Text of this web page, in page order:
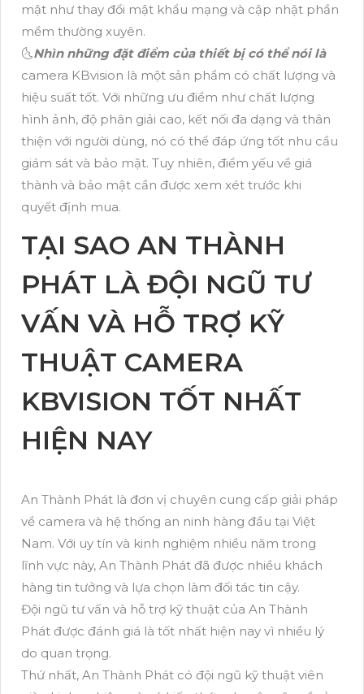
mật như thay đổi mật khẩu mạng và cập nhật phần
mềm thường xuyên.
🌜Nhìn những đặt điểm của thiết bị có thể nói là
camera KBvision là một sản phẩm có chất lượng và
hiệu suất tốt. Với những ưu điểm như chất lượng
hình ảnh, độ phân giải cao, kết nối đa dạng và thân
thiện với người dùng, nó có thể đáp ứng tốt nhu cầu
giám sát và bảo mật. Tuy nhiên, điểm yếu về giá
thành và bảo mật cần được xem xét trước khi
quyết định mua.
TẠI SAO AN THÀNH
PHÁT LÀ ĐỘI NGŨ TƯ
VẤN VÀ HỖ TRỢ KỸ
THUẬT CAMERA
KBVISION TỐT NHẤT
HIỆN NAY
An Thành Phát là đơn vị chuyên cung cấp giải pháp
về camera và hệ thống an ninh hàng đầu tại Việt
Nam. Với uy tín và kinh nghiệm nhiều năm trong
lĩnh vực này, An Thành Phát đã được nhiều khách
hàng tin tưởng và lựa chọn làm đối tác tin cậy.
Đội ngũ tư vấn và hỗ trợ kỹ thuật của An Thành
Phát được đánh giá là tốt nhất hiện nay vì nhiều lý
do quan trọng.
Thứ nhất, An Thành Phát có đội ngũ kỹ thuật viên